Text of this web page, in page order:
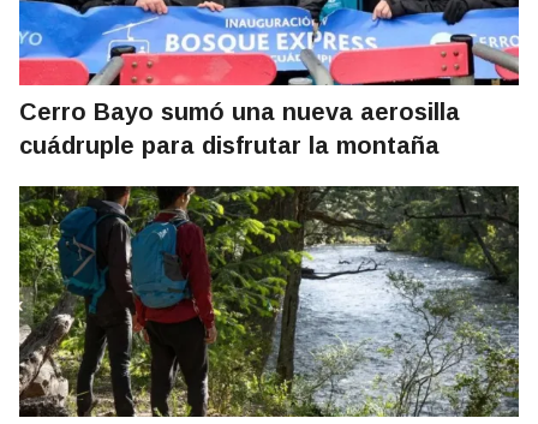
Cerro Bayo sumó una nueva aerosilla
cuádruple para disfrutar la montaña